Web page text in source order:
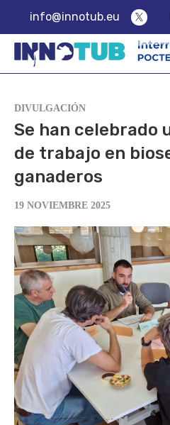
info@innotub.eu
DIVULGACIÓN
Se han celebrado
de trabajo en
ganaderos
19 NOVIEMBRE 2025